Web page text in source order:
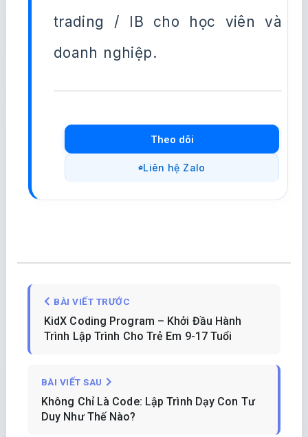
trading / IB cho học viên và
doanh nghiệp.
Theo dõi
Liên hệ Zalo
BÀI VIẾT TRƯỚC
KidX Coding Program – Khởi Đầu Hành
Trình Lập Trình Cho Trẻ Em 9-17 Tuổi
BÀI VIẾT SAU
Không Chỉ Là Code: Lập Trình Dạy Con Tư
Duy Như Thế Nào?